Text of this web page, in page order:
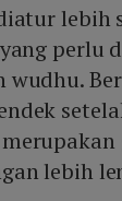
lebih
perlu
wudhu.
lebih